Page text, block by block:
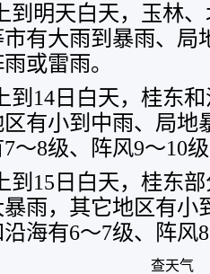
到明天白天，玉林
有大雨到暴雨、局
或雷雨。
到14日白天，桂东
有小到中雨、局地
～8级、阵风9～10
到15日白天，桂东
雨，其它地区有小
海有6～7级、阵风
查天气